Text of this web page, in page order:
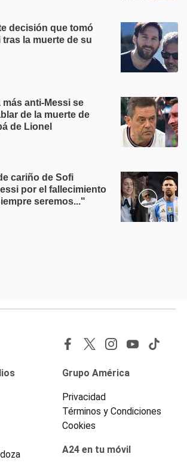
decisión que tomó
tras la muerte de su
más anti-Messi se
de la muerte de
de Lionel
cariño de Sofi
por el fallecimiento
seremos..."
Grupo América
Privacidad
Términos y Condiciones
Cookies
A24 en tu móvil